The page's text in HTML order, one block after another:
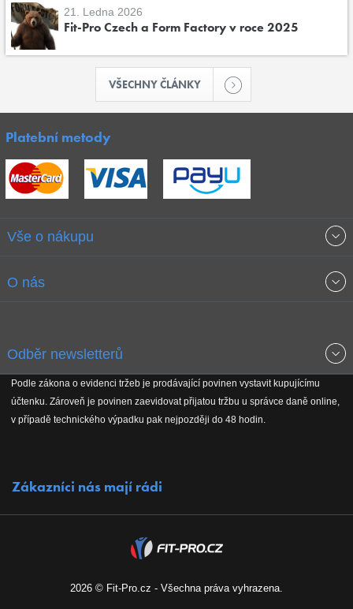
21. Ledna 2026
Fit-Pro Czech a Form Factory v roce 2025
VŠECHNY ČLÁNKY
Platební metody
Vše o nákupu
Obchodní podmínky
Reklamační řád
O nás
Koho podporujeme
Odběr newsletterů
Získejte přehled o novinkách, slevách, akčním zboží a upozornění
na nové články v magazínu!
Podle zákona o evidenci tržeb je prodávající povinen vystavit kupujícímu
účtenku. Zároveň je povinen zaevidovat přijatou tržbu u správce daně online,
v případě technického výpadku pak nejpozději do 48 hodin.
Zákazníci nás mají rádi
2026 © Fit-Pro.cz - Všechna práva vyhrazena.